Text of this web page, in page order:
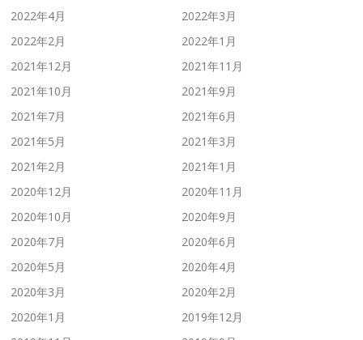
2022年4月
2022年3月
2022年2月
2022年1月
2021年12月
2021年11月
2021年10月
2021年9月
2021年7月
2021年6月
2021年5月
2021年3月
2021年2月
2021年1月
2020年12月
2020年11月
2020年10月
2020年9月
2020年7月
2020年6月
2020年5月
2020年4月
2020年3月
2020年2月
2020年1月
2019年12月